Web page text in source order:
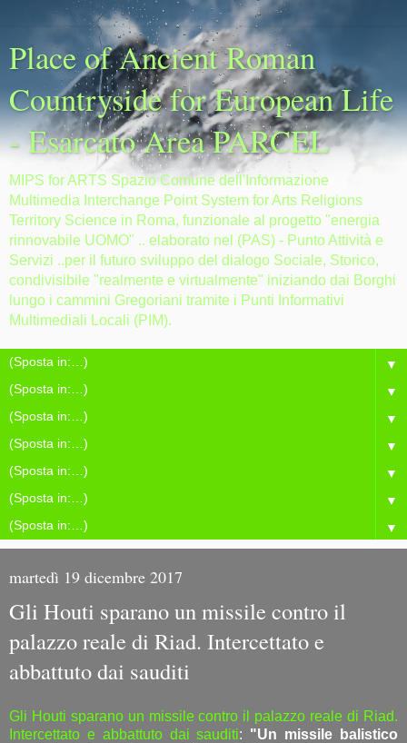
Place of Ancient Roman
Countryside for European Life
- Esarcato Area PARCEL
MIPS for ARTS Spazio Comune dell'Informazione
Multimedia Interchange Point System for Arts Religions
Territory Science in Roma, funzionale al progetto "energia
rinnovabile UOMO" .. elaborato nel (PAS) - Punto Attività e
Servizi ..per il futuro sviluppo del dialogo Sociale, Storico,
condivisibile "realmente e virtualmente" iniziando dai Borghi
lungo i cammini Gregoriani tramite i Punti Informativi
Multimediali Locali (PIM).
▼
▼
▼
▼
▼
▼
▼
martedì 19 dicembre 2017
Gli Houti sparano un missile contro il
palazzo reale di Riad. Intercettato e
abbattuto dai sauditi
Gli Houti sparano un missile contro il palazzo reale di Riad.
Intercettato e abbattuto dai sauditi: "Un missile balistico